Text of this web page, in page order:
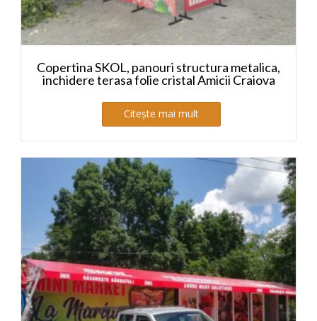
Copertina SKOL, panouri structura metalica,
inchidere terasa folie cristal Amicii Craiova
Citește mai mult